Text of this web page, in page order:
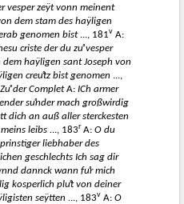
vesper zeÿt vonn meinent
dem stam des haÿligen
genomen bist..., 181v A:
criste der du zuͦ vesper
dem haÿligen sant Joseph von
creuͦtz bist genomen ...,
Zuͦ der CompletA: ICh armer
suͦnder mach großwirdig
dich an auß aller sterckesten
leibs ..., 183r A: O du
liebhaber des
geschlechts Ich sag dir
dannck wann fuͦr mich
kosperlich pluͦt von deiner
seÿtten ..., 183v A: O